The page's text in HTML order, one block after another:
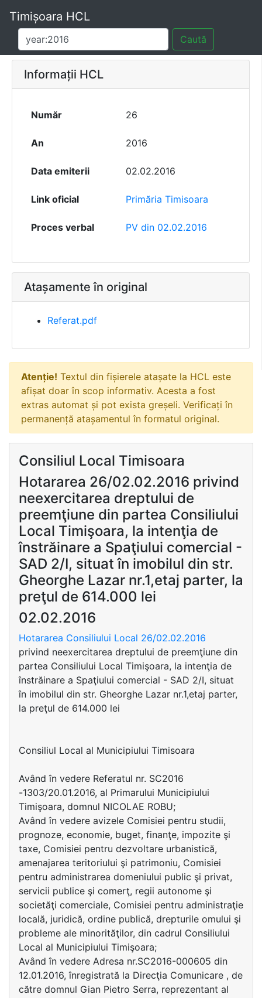
Timișoara HCL
Caută
Informații HCL
Număr 26
An 2016
Data emiterii 02.02.2016
Link oficial Primăria Timisoara
Proces verbal PV din 02.02.2016
Atașamente în original
Referat.pdf
Atenție! Textul din fișierele atașate la HCL este
afișat doar în scop informativ. Acesta a fost
extras automat și pot exista greșeli. Verificați în
permanență atașamentul în formatul original.
Consiliul Local Timisoara
Hotararea 26/02.02.2016 privind
neexercitarea dreptului de
preemţiune din partea Consiliului
Local Timişoara, la intenţia de
înstrăinare a Spaţiului comercial -
SAD 2/I, situat în imobilul din str.
Gheorghe Lazar nr.1,etaj parter, la
preţul de 614.000 lei
02.02.2016
Hotararea Consiliului Local 26/02.02.2016
privind neexercitarea dreptului de preemţiune din
partea Consiliului Local Timişoara, la intenţia de
înstrăinare a Spaţiului comercial - SAD 2/I, situat
în imobilul din str. Gheorghe Lazar nr.1,etaj parter,
la preţul de 614.000 lei
Consiliul Local al Municipiului Timisoara
Având în vedere Referatul nr. SC2016
-1303/20.01.2016, al Primarului Municipiului
Timişoara, domnul NICOLAE ROBU;
Având în vedere avizele Comisiei pentru studii,
prognoze, economie, buget, finanţe, impozite şi
taxe, Comisiei pentru dezvoltare urbanistică,
amenajarea teritoriului şi patrimoniu, Comisiei
pentru administrarea domeniului public şi privat,
servicii publice şi comerţ, regii autonome şi
societăţi comerciale, Comisiei pentru administraţie
locală, juridică, ordine publică, drepturile omului şi
probleme ale minorităţilor, din cadrul Consiliului
Local al Municipiului Timişoara;
Având în vedere Adresa nr.SC2016-000605 din
12.01.2016, înregistrată la Direcţia Comunicare , de
către domnul Gian Pietro Serra, reprezentant al